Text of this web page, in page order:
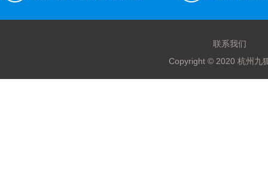
联系我们
Copyright © 2020 杭州九